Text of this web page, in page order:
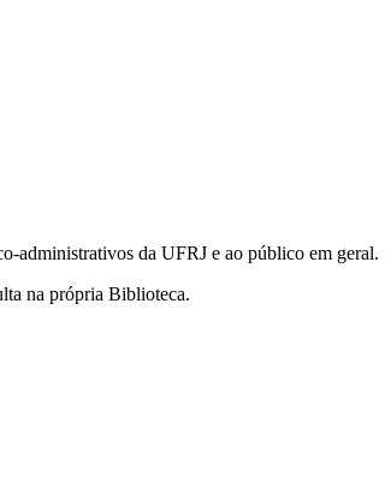
administrativos da UFRJ e ao público em geral.
na própria Biblioteca.